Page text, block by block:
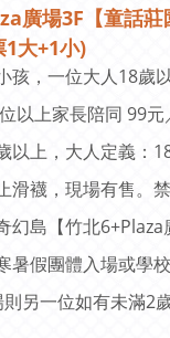
廣場3F【童話莊
1大+1小)
孩，一位大人18歲
以上家長陪同 99元
以上，大人定義：
滑襪，現場有售。
幻島【竹北
暑假團體入場或學
另一位如有未滿2